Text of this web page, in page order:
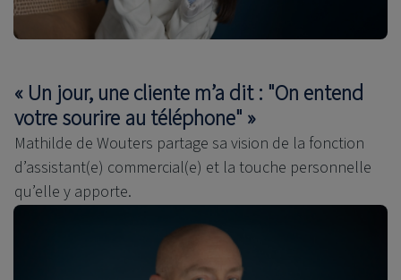
« Un jour, une cliente m’a dit : "On entend
votre sourire au téléphone" »
Mathilde de Wouters partage sa vision de la fonction
d’assistant(e) commercial(e) et la touche personnelle
qu’elle y apporte.